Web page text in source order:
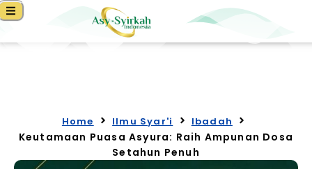
Home Ilmu Syar'i Ibadah
Keutamaan Puasa Asyura: Raih Ampunan Dosa
Setahun Penuh